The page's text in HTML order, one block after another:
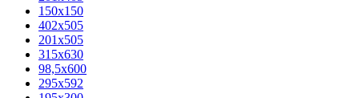
150x150
402x505
201x505
315x630
98,5х600
295x592